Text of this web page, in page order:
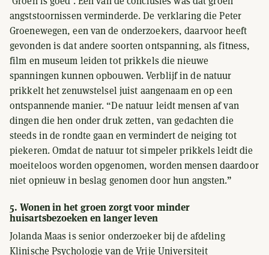
angststoornissen verminderde. De verklaring die Peter
Groenewegen, een van de onderzoekers, daarvoor heeft
gevonden is dat andere soorten ontspanning, als fitness,
film en museum leiden tot prikkels die nieuwe
spanningen kunnen opbouwen. Verblijf in de natuur
prikkelt het zenuwstelsel juist aangenaam en op een
ontspannende manier. “De natuur leidt mensen af van
dingen die hen onder druk zetten, van gedachten die
steeds in de rondte gaan en vermindert de neiging tot
piekeren. Omdat de natuur tot simpeler prikkels leidt die
moeiteloos worden opgenomen, worden mensen daardoor
niet opnieuw in beslag genomen door hun angsten.”
5. Wonen in het groen zorgt voor minder
huisartsbezoeken en langer leven
Jolanda Maas is senior onderzoeker bij de afdeling
Klinische Psychologie van de Vrije Universiteit